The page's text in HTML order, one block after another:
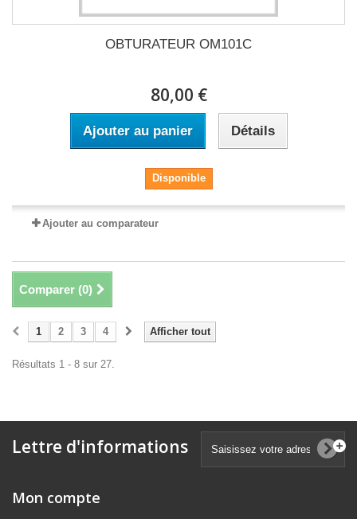
OBTURATEUR OM101C
80,00 €
Ajouter au panier Détails
Disponible
Ajouter au comparateur
Comparer (0)
Afficher tout
1 2 3 4
Résultats 1 - 8 sur 27.
Lettre d'informations
Mon compte